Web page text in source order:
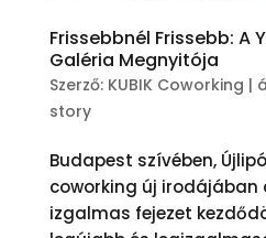
Frissebbnél Frissebb: A
Galéria Megnyitója
Szerző: KUBIK Coworking |
story
Budapest szívében,
coworking új irodájában
izgalmas fejezet